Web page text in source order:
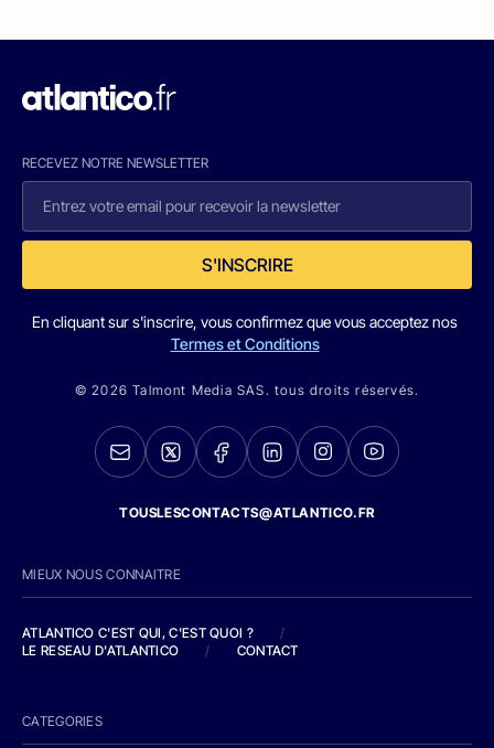
RECEVEZ NOTRE NEWSLETTER
S'INSCRIRE
En cliquant sur s'inscrire, vous confirmez que vous acceptez nos
Termes et Conditions
© 2026 Talmont Media SAS. tous droits réservés.
TOUSLESCONTACTS@ATLANTICO.FR
MIEUX NOUS CONNAITRE
ATLANTICO C'EST QUI, C'EST QUOI ?
/
LE RESEAU D'ATLANTICO
/ CONTACT
CATEGORIES